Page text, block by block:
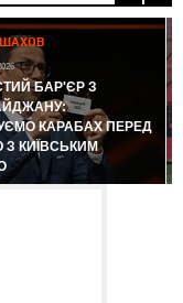
БАР'ЄР З
КАРАБАХ ПЕРЕД
КИЇВСЬКИМ